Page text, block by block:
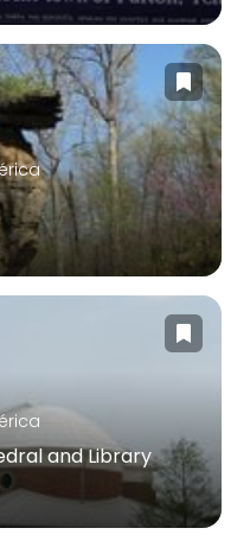
and Library